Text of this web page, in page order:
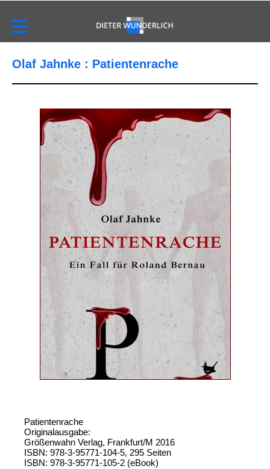
Olaf Jahnke : Patientenrache
Patientenrache
Originalausgabe:
Größenwahn Verlag, Frankfurt/M 2016
ISBN: 978-3-95771-104-5, 295 Seiten
ISBN: 978-3-95771-105-2 (eBook)